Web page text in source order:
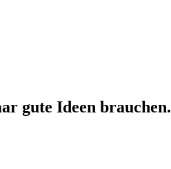
gute Ideen brauchen.